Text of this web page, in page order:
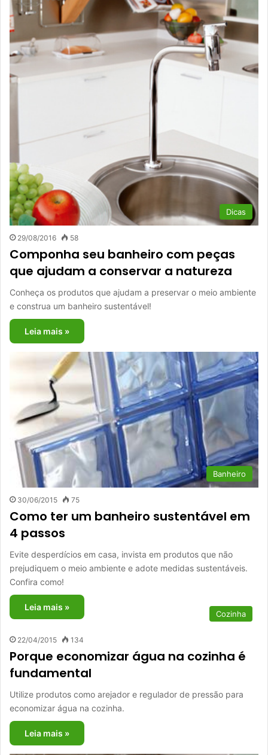
Dicas
29/08/2016 58
Componha seu banheiro com peças
que ajudam a conservar a natureza
Conheça os produtos que ajudam a preservar o meio ambiente
e construa um banheiro sustentável!
Leia mais »
Banheiro
30/06/2015 75
Como ter um banheiro sustentável em
4 passos
Evite desperdícios em casa, invista em produtos que não
prejudiquem o meio ambiente e adote medidas sustentáveis.
Confira como!
Leia mais »
Cozinha
22/04/2015 134
Porque economizar água na cozinha é
fundamental
Utilize produtos como arejador e regulador de pressão para
economizar água na cozinha.
Leia mais »